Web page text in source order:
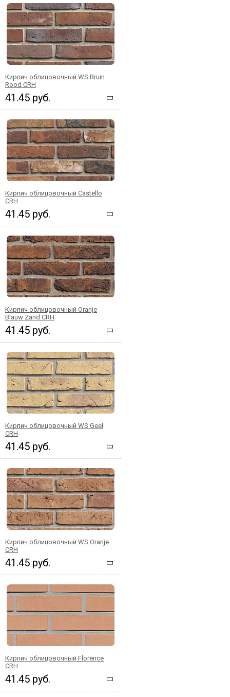
Кирпич облицовочный WS Bruin
Rood CRH
41.45 руб.
Кирпич облицовочный Castello
CRH
41.45 руб.
Кирпич облицовочный Oranje
Blauw Zand CRH
41.45 руб.
Кирпич облицовочный WS Geel
CRH
41.45 руб.
Кирпич облицовочный WS Oranje
CRH
41.45 руб.
Кирпич облицовочный Florence
CRH
41.45 руб.